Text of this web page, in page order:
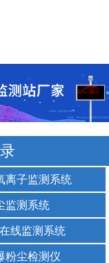
离子监测系统
监测系统
线监测系统
粉尘检测仪